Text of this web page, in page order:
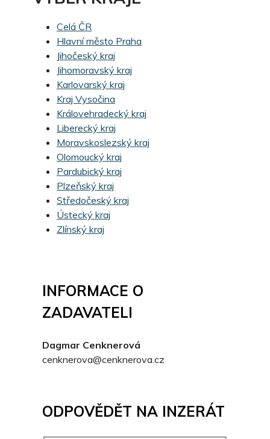
Celá ČR
Hlavní město Praha
Jihočeský kraj
Jihomoravský kraj
Karlovarský kraj
Kraj Vysočina
Královehradecký kraj
Liberecký kraj
Moravskoslezský kraj
Olomoucký kraj
Pardubický kraj
Plzeňský kraj
Středočeský kraj
Ústecký kraj
Zlínský kraj
INFORMACE O
ZADAVATELI
Dagmar Cenknerová
cenknerova@cenknerova.cz
ODPOVĚDĚT NA INZERÁT